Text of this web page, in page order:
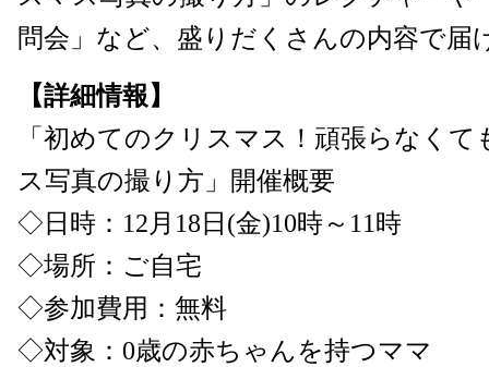
問会」など、盛りだくさんの内容で届
【詳細情報】
「初めてのクリスマス！頑張らなく
ス写真の撮り方」開催概要
◇日時：12月18日(金)10時～11時
◇場所：ご自宅
◇参加費用：無料
◇対象：0歳の赤ちゃんを持つママ